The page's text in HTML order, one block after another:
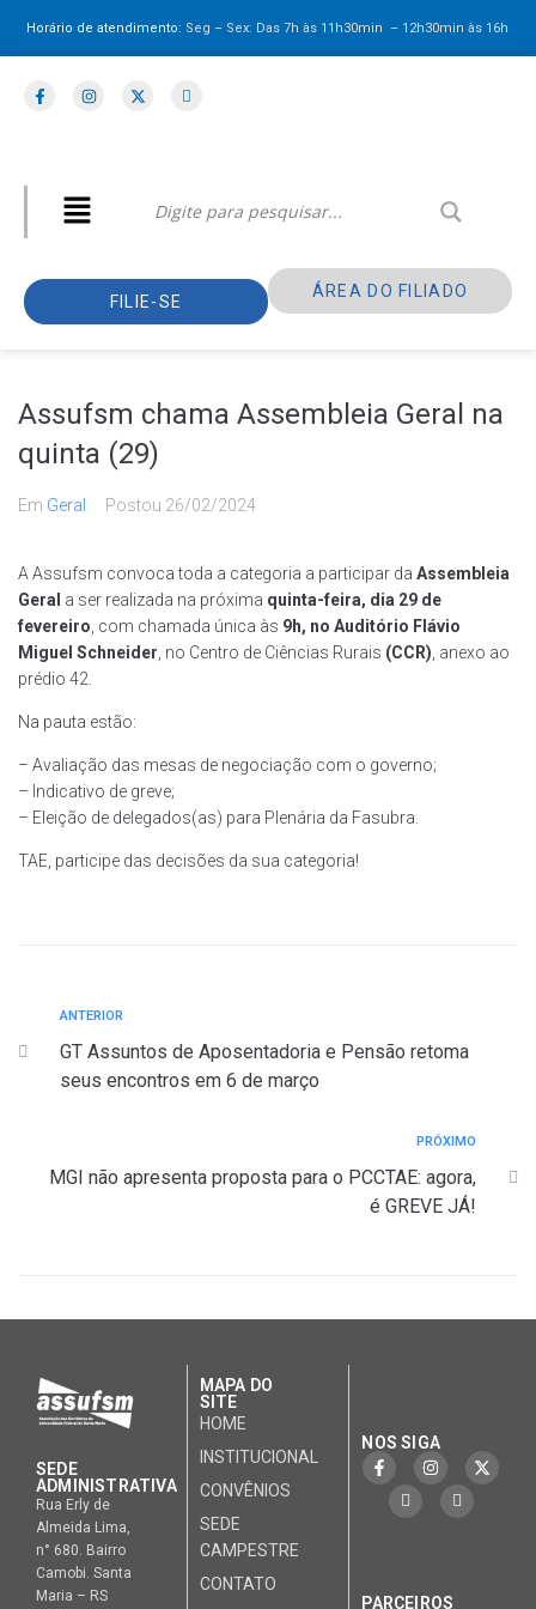
Horário de atendimento: Seg – Sex: Das 7h às 11h30min – 12h30minàs 16h
FILIE-SE
ÁREA DO FILIADO
Assufsm chama Assembleia Geral na
quinta (29)
Em Geral Postou 26/02/2024
A Assufsm convoca toda a categoria a participar da Assembleia
Geral a ser realizada na próxima quinta-feira, dia 29 de
fevereiro, com chamada única às 9h, no Auditório Flávio
Miguel Schneider, no Centro de Ciências Rurais (CCR), anexo ao
prédio 42.
Na pauta estão:
– Avaliação das mesas de negociação com o governo;
– Indicativo de greve;
– Eleição de delegados(as) para Plenária da Fasubra.
TAE, participe das decisões da sua categoria!
ANTERIOR
GT Assuntos de Aposentadoria e Pensão retoma
seus encontros em 6 de março
PRÓXIMO
MGI não apresenta proposta para o PCCTAE: agora,
é GREVE JÁ!
SEDE
ADMINISTRATIVA
Rua Erly de
Almeida Lima,
n° 680. Bairro
Camobi. Santa
Maria – RS
MAPA DO
SITE
HOME
INSTITUCIONAL
CONVÊNIOS
SEDE
CAMPESTRE
CONTATO
NOS SIGA
PARCEIROS